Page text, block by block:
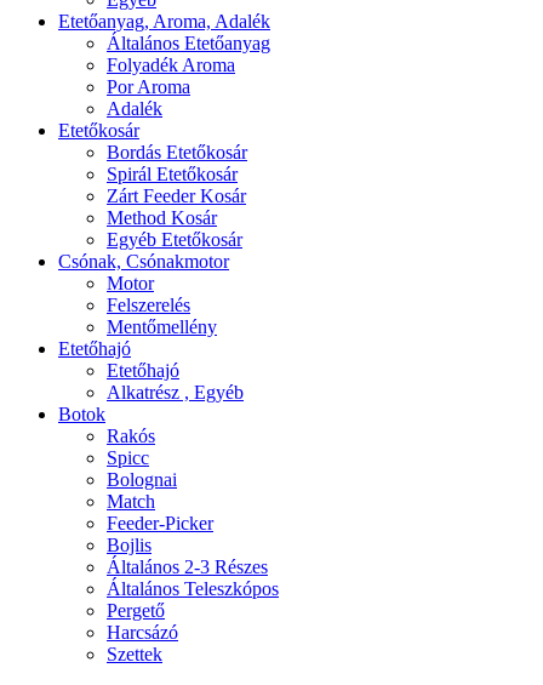
Etetőanyag, Aroma, Adalék
Általános Etetőanyag
Folyadék Aroma
Por Aroma
Adalék
Etetőkosár
Bordás Etetőkosár
Spirál Etetőkosár
Zárt Feeder Kosár
Method Kosár
Egyéb Etetőkosár
Csónak, Csónakmotor
Motor
Felszerelés
Mentőmellény
Etetőhajó
Etetőhajó
Alkatrész , Egyéb
Botok
Rakós
Spicc
Bolognai
Match
Feeder-Picker
Bojlis
Általános 2-3 Részes
Általános Teleszkópos
Pergető
Harcsázó
Szettek